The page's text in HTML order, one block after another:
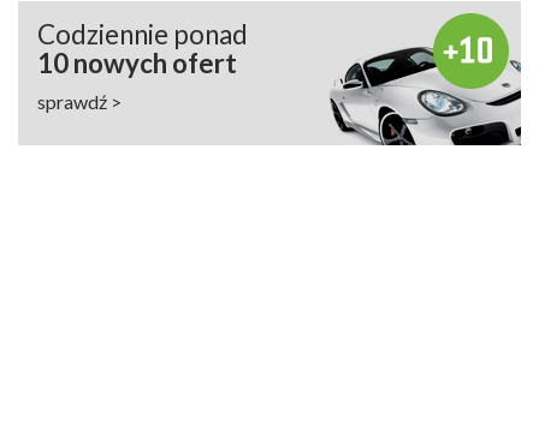
Codziennie ponad
10 nowych ofert
sprawdź >